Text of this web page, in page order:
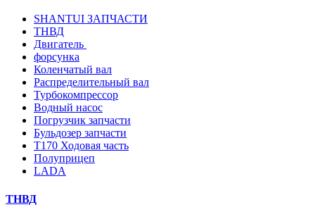
SHANTUI ЗАПЧАСТИ
ТНВД
Двигатель
форсунка
Коленчатый вал
Распределительный вал
Турбокомпрессор
Водный насос
Погрузчик запчасти
Бульдозер запчасти
T170 Ходовая часть
Полуприцеп
LADA
ТНВД